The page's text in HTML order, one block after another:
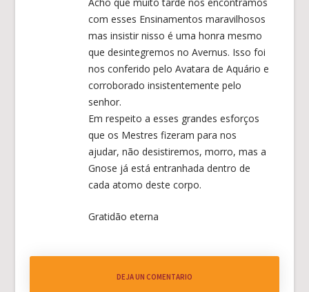
com esses Ensinamentos maravilhosos
mas insistir nisso é uma honra mesmo
que desintegremos no Avernus. Isso foi
nos conferido pelo Avatara de Aquário e
corroborado insistentemente pelo
senhor.
Em respeito a esses grandes esforços
que os Mestres fizeram para nos
ajudar, não desistiremos, morro, mas a
Gnose já está entranhada dentro de
cada atomo deste corpo.
Gratidão eterna
DEJA UN COMENTARIO